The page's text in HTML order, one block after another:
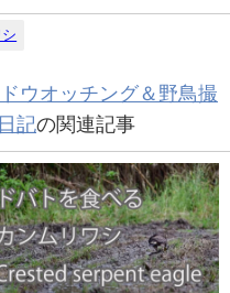
ウオッチング＆野鳥撮
記の関連記事